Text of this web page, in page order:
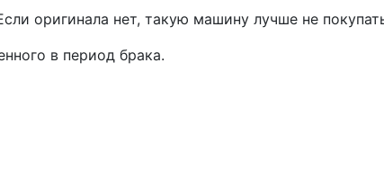
оригинала нет, такую машину лучше не
в период брака.